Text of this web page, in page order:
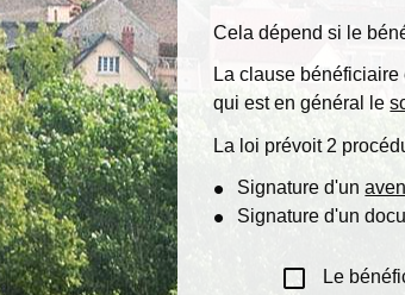
Cela dépend si le
La clause
qui est en général le
La loi prévoit 2
Signature d'un
Signature d'un
check_box_outline_blank Le